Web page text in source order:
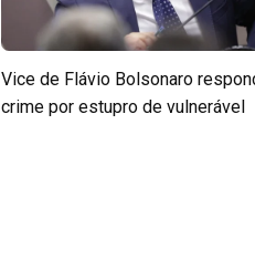
Vice de Flávio Bolsonaro
crime por estupro de vulnerável